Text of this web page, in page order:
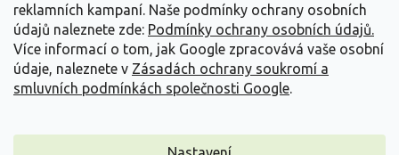
reklamních kampaní. Naše podmínky ochrany osobních
údajů naleznete zde: Podmínky ochrany osobních údajů.
Více informací o tom, jak Google zpracovává vaše osobní
údaje, naleznete v Zásadách ochrany soukromí a
smluvních podmínkách společnosti Google.
Vytvořil Shoptet